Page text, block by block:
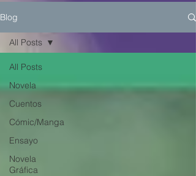
Blog
All Posts
Novela
Cuentos
Cómic/Manga
Ensayo
Novela
Gráfica
All Posts